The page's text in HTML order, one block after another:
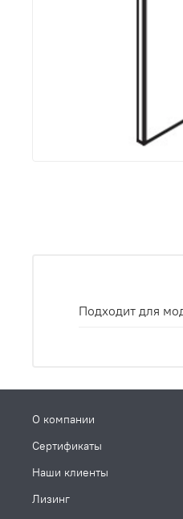
Подходит для
О компании
Сертификаты
Наши клиенты
Лизинг